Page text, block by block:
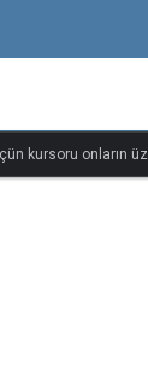
kursoru onların